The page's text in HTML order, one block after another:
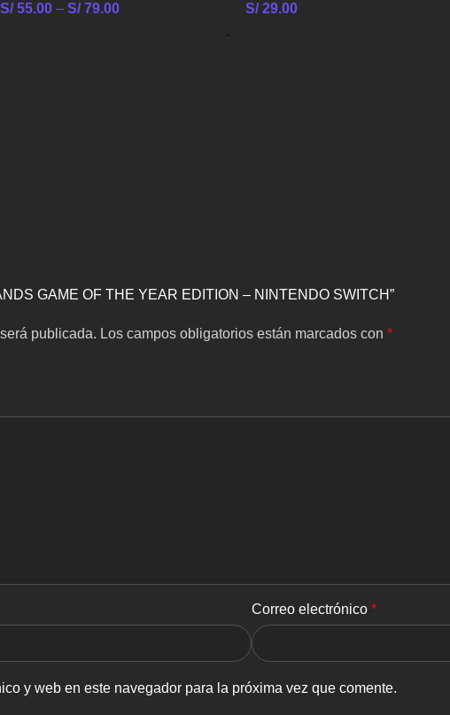
S/55.00 –S/79.00
S/29.00
GAME OF THE YEAR EDITION – NINTENDO SWITCH”
publicada. Los campos obligatorios están marcados con *
Correo electrónico *
y web en este navegador para la próxima vez que comente.